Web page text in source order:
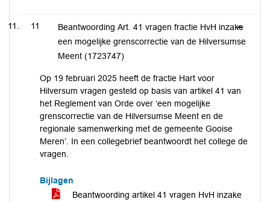
11
Beantwoording Art. 41 vragen fractie HvH inzake
een mogelijke grenscorrectie van de Hilversumse
Meent (1723747)
Op 19 februari 2025 heeft de fractie Hart voor
Hilversum vragen gesteld op basis van artikel 41 van
het Reglement van Orde over ‘een mogelijke
grenscorrectie van de Hilversumse Meent en de
regionale samenwerking met de gemeente Gooise
Meren’. In een collegebrief beantwoordt het college de
vragen.
Bijlagen
Beantwoording artikel 41 vragen HvH inzake